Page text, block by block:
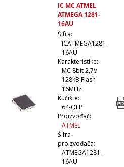
IC MC ATMEL
ATMEGA 1281-
16AU
Šifra:
ICATMEGA1281-
16AU
Karakteristike:
MC 8bit 2,7V
128kB Flash
16MHz
Kućište:
64-QFP
Proizvođač:
ATMEL
Šifra
proizvođača:
ATMEGA1281-
16AU